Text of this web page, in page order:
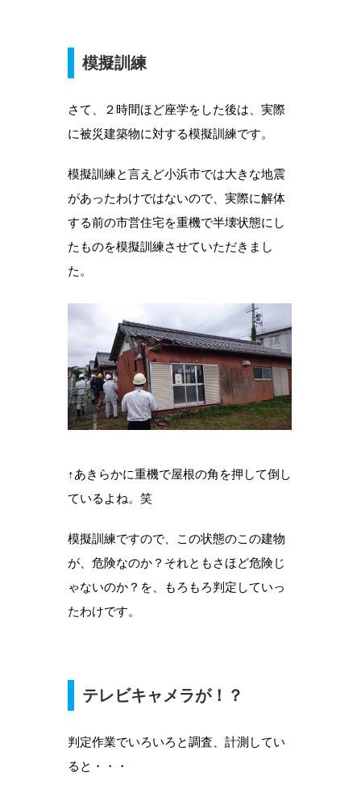
模擬訓練
さて、２時間ほど座学をした後は、実際
に被災建築物に対する模擬訓練です。
模擬訓練と言えど小浜市では大きな地震
があったわけではないので、実際に解体
する前の市営住宅を重機で半壊状態にし
たものを模擬訓練させていただきまし
た。
↑あきらかに重機で屋根の角を押して倒し
ているよね。笑
模擬訓練ですので、この状態のこの建物
が、危険なのか？それともさほど危険じ
ゃないのか？を、もろもろ判定していっ
たわけです。
テレビキャメラが！？
判定作業でいろいろと調査、計測してい
ると・・・